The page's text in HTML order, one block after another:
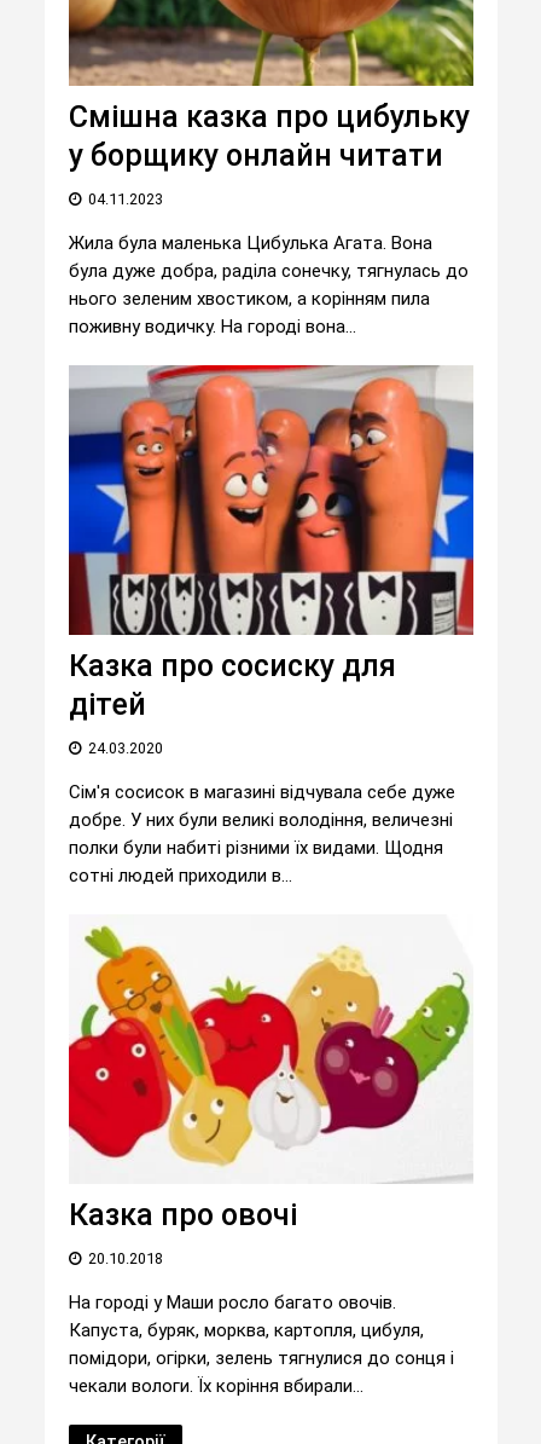
Смішна казка про цибульку
у борщику онлайн читати
04.11.2023
Жила була маленька Цибулька Агата. Вона
була дуже добра, раділа сонечку, тягнулась до
нього зеленим хвостиком, а корінням пила
поживну водичку. На городі вона...
Казка про сосиску для
дітей
24.03.2020
Сім'я сосисок в магазині відчувала себе дуже
добре. У них були великі володіння, величезні
полки були набиті різними їх видами. Щодня
сотні людей приходили в...
Казка про овочі
20.10.2018
На городі у Маши росло багато овочів.
Капуста, буряк, морква, картопля, цибуля,
помідори, огірки, зелень тягнулися до сонця і
чекали вологи. Їх коріння вбирали...